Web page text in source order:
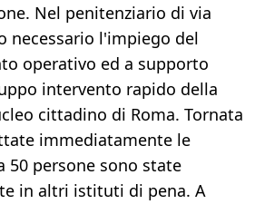
Nel penitenziario di via
necessario l'impiego del
operativo ed a supporto
intervento rapido della
cittadino di Roma. Tornata
immediatamente le
50 persone sono state
in altri istituti di pena. A